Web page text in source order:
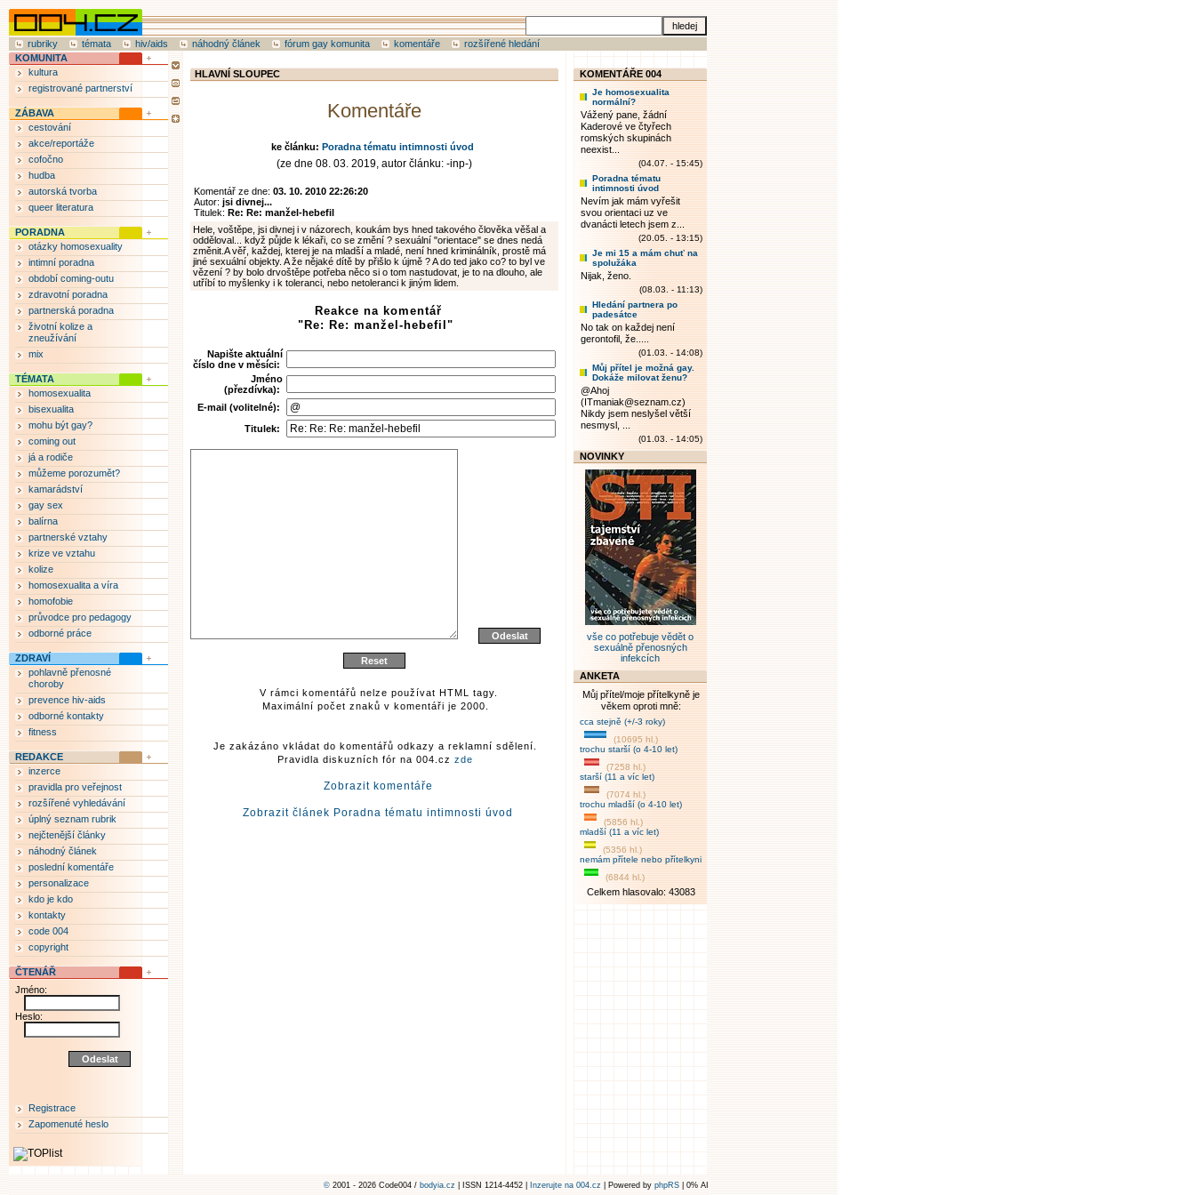
rubriky témata hiv/aids náhodný článek fórum gay komunita komentáře rozšířené hledání
HLAVNÍ SLOUPEC
Komentáře
ke článku: Poradna tématu intimnosti úvod
(ze dne 08. 03. 2019, autor článku: -inp-)
Komentář ze dne: 03. 10. 2010 22:26:20
Autor: jsi divnej...
Titulek: Re: Re: manžel-hebefil
Hele, voštěpe, jsi divnej i v názorech, koukám bys hned takového člověka věšal a
odděloval... když půjde k lékaři, co se změní ? sexuální "orientace" se dnes nedá
změnit.A věř, každej, kterej je na mladší a mladé, není hned kriminálník, prostě má
jiné sexuální objekty. A že nějaké dítě by přišlo k újmě ? A do ted jako co? to byl ve
vězení ? by bolo drvoštěpe potřeba něco si o tom nastudovat, je to na dlouho, ale
utříbí to myšlenky i k toleranci, nebo netoleranci k jiným lidem.
Reakce na komentář
"Re: Re: manžel-hebefil"
Napište aktuální
číslo dne v měsíci:
Jméno
(přezdívka):
E-mail (volitelné):
Titulek:
V rámci komentářů nelze používat HTML tagy.
Maximální počet znaků v komentáři je 2000.
Je zakázáno vkládat do komentářů odkazy a reklamní sdělení.
Pravidla diskuzních fór na 004.cz zde
Zobrazit komentáře
Zobrazit článek Poradna tématu intimnosti úvod
KOMUNITA
kultura
registrované partnerství
ZÁBAVA
cestování
akce/reportáže
cofočno
hudba
autorská tvorba
queer literatura
PORADNA
otázky homosexuality
intimní poradna
období coming-outu
zdravotní poradna
partnerská poradna
životní kolize a
zneužívání
mix
TÉMATA
homosexualita
bisexualita
mohu být gay?
coming out
já a rodiče
můžeme porozumět?
kamarádství
gay sex
balírna
partnerské vztahy
krize ve vztahu
kolize
homosexualita a víra
homofobie
průvodce pro pedagogy
odborné práce
ZDRAVÍ
pohlavně přenosné
choroby
prevence hiv-aids
odborné kontakty
fitness
REDAKCE
inzerce
pravidla pro veřejnost
rozšířené vyhledávání
úplný seznam rubrik
nejčtenější články
náhodný článek
poslední komentáře
personalizace
kdo je kdo
kontakty
code 004
copyright
ČTENÁŘ
Jméno:
Heslo:
Registrace
Zapomenuté heslo
KOMENTÁŘE 004
Je homosexualita
normální?
Vážený pane, žádní
Kaderové ve čtyřech
romských skupinách
neexist...
(04.07. - 15:45)
Poradna tématu
intimnosti úvod
Nevím jak mám vyřešit
svou orientaci uz ve
dvanácti letech jsem z...
(20.05. - 13:15)
Je mi 15 a mám chuť na
spolužáka
Nijak, ženo.
(08.03. - 11:13)
Hledání partnera po
padesátce
No tak on každej není
gerontofil, že.....
(01.03. - 14:08)
Můj přítel je možná gay.
Dokáže milovat ženu?
@Ahoj
(ITmaniak@seznam.cz)
Nikdy jsem neslyšel větší
nesmysl, ...
(01.03. - 14:05)
NOVINKY
vše co potřebuje vědět o
sexuálně přenosných
infekcích
ANKETA
Můj přítel/moje přítelkyně je
věkem oproti mně:
cca stejně (+/-3 roky)
(10695 hl.)
trochu starší (o 4-10 let)
(7258 hl.)
starší (11 a víc let)
(7074 hl.)
trochu mladší (o 4-10 let)
(5856 hl.)
mladší (11 a víc let)
(5356 hl.)
nemám přítele nebo přítelkyni
(6844 hl.)
Celkem hlasovalo: 43083
© 2001 - 2026 Code004 / bodyia.cz | ISSN 1214-4452 | Inzerujte na 004.cz | Powered by phpRS | 0% AI